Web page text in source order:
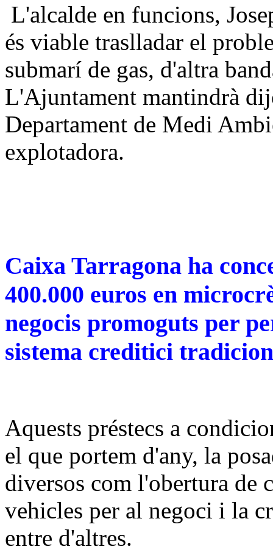
L'alcalde en funcions,
és viable traslladar el
submarí de gas, d'altra
L'Ajuntament mantindrà
Departament de Medi
explotadora.
Caixa Tarragona ha
400.000 euros en
negocis promoguts per
sistema creditici
Aquests préstecs a
el que portem d'any, la
diversos com l'obertura de
vehicles per al negoci i la
entre d'altres.